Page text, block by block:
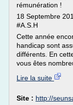
rémunération !
18 Septembre
#A.S.H
Cette année
handicap sont
différents. En
vous êtes
Lire la suite
Site : http://